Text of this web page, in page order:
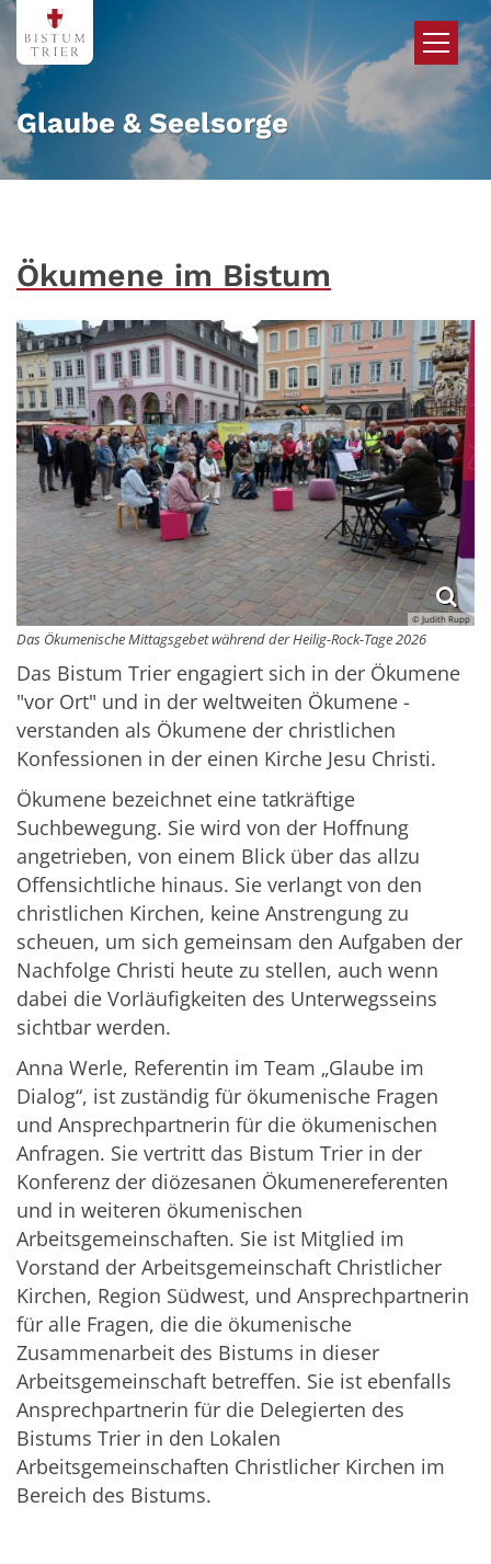
Zum Inhalt springen
Glaube & Seelsorge
Ökumene im Bistum
© Judith Rupp
Das Ökumenische Mittagsgebet während der Heilig-Rock-Tage 2026
Das Bistum Trier engagiert sich in der Ökumene
"vor Ort" und in der weltweiten Ökumene -
verstanden als Ökumene der christlichen
Konfessionen in der einen Kirche Jesu Christi.
Ökumene bezeichnet eine tatkräftige
Suchbewegung. Sie wird von der Hoffnung
angetrieben, von einem Blick über das allzu
Offensichtliche hinaus. Sie verlangt von den
christlichen Kirchen, keine Anstrengung zu
scheuen, um sich gemeinsam den Aufgaben der
Nachfolge Christi heute zu stellen, auch wenn
dabei die Vorläufigkeiten des Unterwegsseins
sichtbar werden.
Anna Werle, Referentin im Team „Glaube im
Dialog“, ist zuständig für ökumenische Fragen
und Ansprechpartnerin für die ökumenischen
Anfragen. Sie vertritt das Bistum Trier in der
Konferenz der diözesanen Ökumenereferenten
und in weiteren ökumenischen
Arbeitsgemeinschaften. Sie ist Mitglied im
Vorstand der Arbeitsgemeinschaft Christlicher
Kirchen, Region Südwest, und Ansprechpartnerin
für alle Fragen, die die ökumenische
Zusammenarbeit des Bistums in dieser
Arbeitsgemeinschaft betreffen. Sie ist ebenfalls
Ansprechpartnerin für die Delegierten des
Bistums Trier in den Lokalen
Arbeitsgemeinschaften Christlicher Kirchen im
Bereich des Bistums.